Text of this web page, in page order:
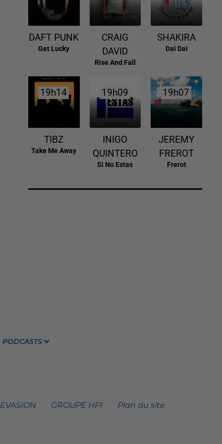
DAFT PUNK
Get Lucky
CRAIG
DAVID
Rise And Fall
SHAKIRA
Dai Dai
19h14
19h14
TIBZ
Take Me Away
19h09
19h09
INIGO
QUINTERO
Si No Estas
19h07
19h07
JEREMY
FREROT
Frerot
PODCASTS
GROUPE HPI Plan du site